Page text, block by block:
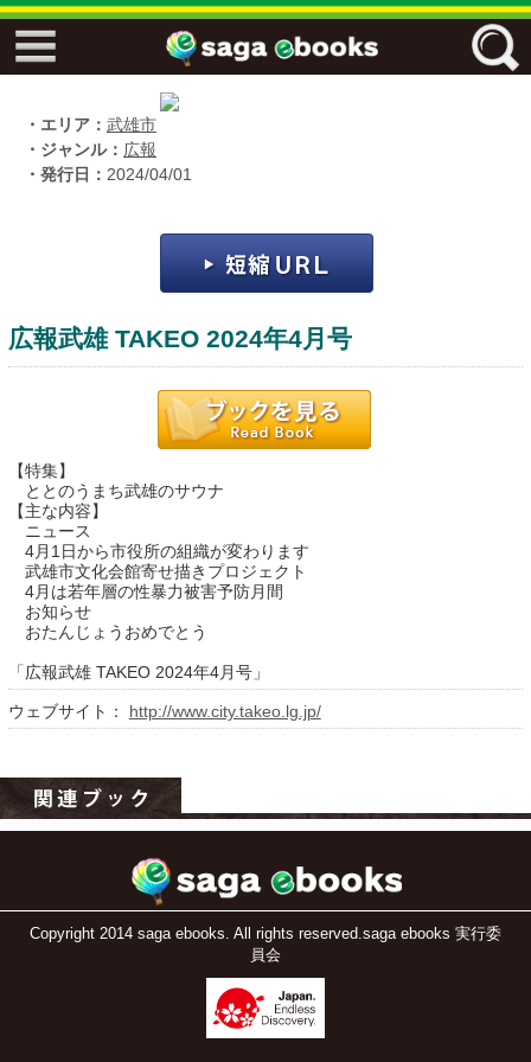
キーワード
・エリア： 武雄市
・ジャンル： 広報
・発行日： 2024/04/01
広報武雄 TAKEO 2024年4月号
【特集】
ととのうまち武雄のサウナ
【主な内容】
ニュース
4月1日から市役所の組織が変わります
武雄市文化会館寄せ描きプロジェクト
4月は若年層の性暴力被害予防月間
お知らせ
おたんじょうおめでとう
「広報武雄 TAKEO 2024年4月号」
ウェブサイト： http://www.city.takeo.lg.jp/
Copyright 2014 saga ebooks. All rights reserved.saga ebooks 実行委
員会
↓↓ ebooks専用本棚 ↓↓
運営：福博印刷
saga ebooksとは
ご利用ガイド